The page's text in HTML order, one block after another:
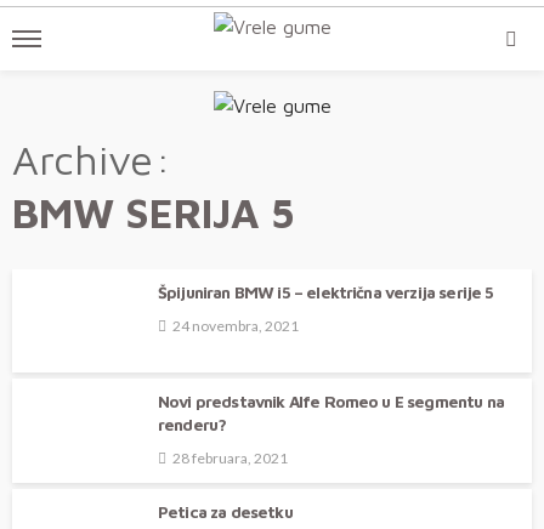
Archive
BMW SERIJA 5
Špijuniran BMW i5 – električna verzija serije 5
24 novembra, 2021
Novi predstavnik Alfe Romeo u E segmentu na
renderu?
28 februara, 2021
Petica za desetku